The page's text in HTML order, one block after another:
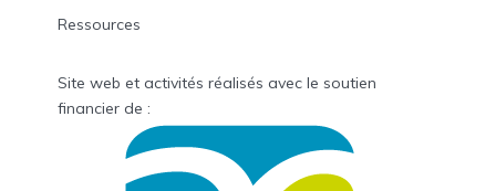
Ressources
Site web et activités réalisés avec le soutien
financier de :